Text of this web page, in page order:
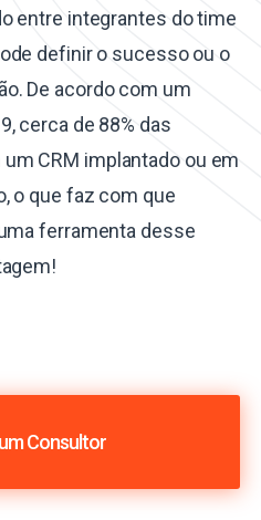
entre integrantes do time
definir o sucesso ou o
De acordo com um
cerca de 88% das
CRM implantado ou em
o que faz com que
ferramenta desse
Consultor